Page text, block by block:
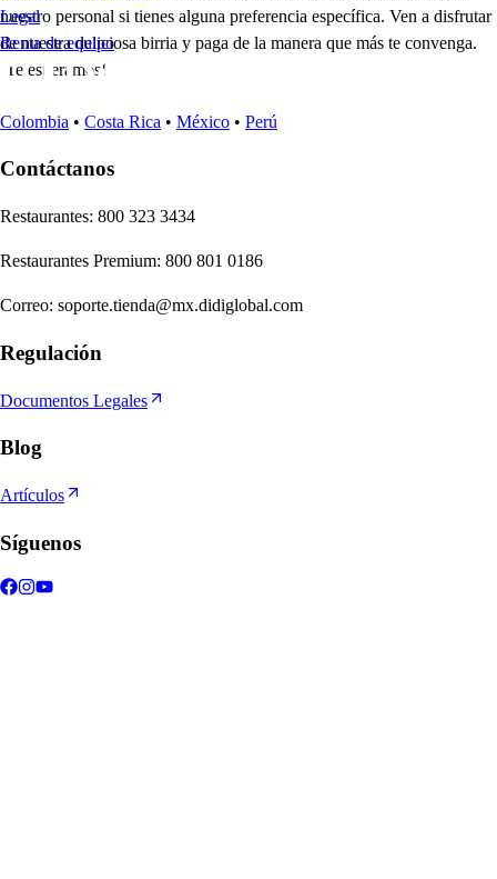
nuestro personal si tienes alguna preferencia específica. Ven a disfrutar
de nuestra deliciosa birria y paga de la manera que más te convenga.
¡Te esperamos!
Legal
Renta de equipo
Colombia • Costa Rica • México • Perú
Contáctanos
Restaurantes: 800 323 3434
Restaurantes Premium: 800 801 0186
Correo: soporte.tienda@mx.didiglobal.com
Regulación
Documentos Legales
Blog
Artículos
Síguenos